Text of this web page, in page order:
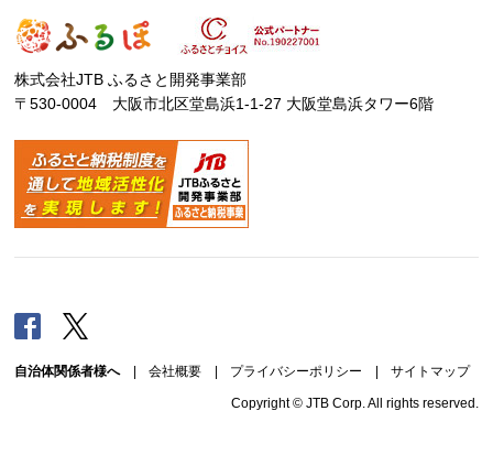
株式会社JTB ふるさと開発事業部
〒530-0004 大阪市北区堂島浜1-1-27 大阪堂島浜タワー6階
Facebook
自治体関係者様へ| 会社概要 プライバシーポリシー サイトマップ
Copyright © JTB Corp. All rights reserved.